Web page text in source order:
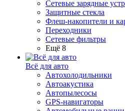
Сетевые зарядные
Защитные стекла
Флеш-накопители и
Переходники
Сетевые фильтры
Ещё 8
Всё для авто
Автохолодильники
Автоакустика
Автопылесосы
GPS-навигаторы